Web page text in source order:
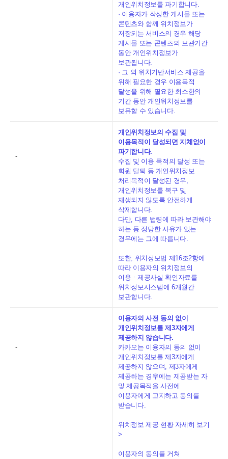
개인위치정보를 파기합니다.
· 이용자가 작성한 게시물 또는
콘텐츠와 함께 위치정보가
저장되는 서비스의 경우 해당
게시물 또는 콘텐츠의 보관기간
동안 개인위치정보가
보관됩니다.
· 그 외 위치기반서비스 제공을
위해 필요한 경우 이용목적
달성을 위해 필요한 최소한의
기간 동안 개인위치정보를
보유할 수 있습니다.
-
개인위치정보의 수집 및
이용목적이 달성되면 지체없이
파기합니다.
수집 및 이용 목적의 달성 또는
회원 탈퇴 등 개인위치정보
처리목적이 달성된 경우,
개인위치정보를 복구 및
재생되지 않도록 안전하게
삭제합니다.
다만, 다른 법령에 따라 보관해야
하는 등 정당한 사유가 있는
경우에는 그에 따릅니다.
또한, 위치정보법 제16조2항에
따라 이용자의 위치정보의
이용ㆍ제공사실 확인자료를
위치정보시스템에 6개월간
보관합니다.
-
이용자의 사전 동의 없이
개인위치정보를 제3자에게
제공하지 않습니다.
카카오는 이용자의 동의 없이
개인위치정보를 제3자에게
제공하지 않으며, 제3자에게
제공하는 경우에는 제공받는 자
및 제공목적을 사전에
이용자에게 고지하고 동의를
받습니다.
위치정보 제공 현황 자세히 보기
>
이용자의 동의를 거쳐